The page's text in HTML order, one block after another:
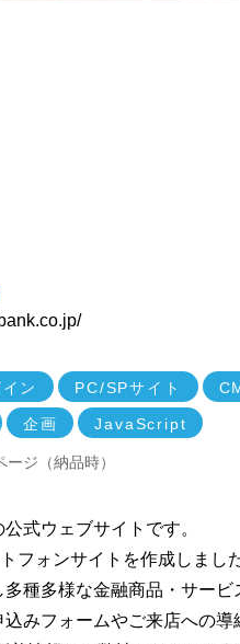
ン PC/SPサイト
企画 JavaScript
ジ（納品時）
公式ウェブサイトです。
フォンサイトを作成しまし
種多様な金融商品・サービ
みフォームやご来店への導